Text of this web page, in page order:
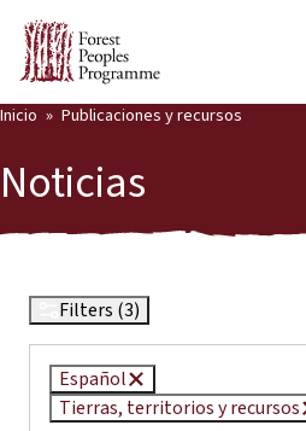
Quiénes somos
Nuestro trabajo
Voces comunitarias
Socios y Países
Últimas noticias
Publicaciones y recursos
Inicio Publicaciones y recursos
Noticias
Filters (3)
Español
Tierras, territorios y recursos